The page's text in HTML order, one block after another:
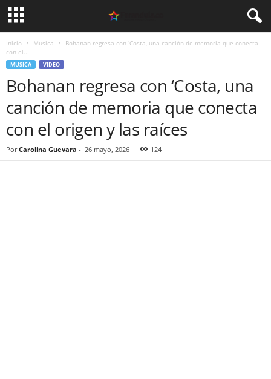
Inicio Musica
Bohanan regresa con ‘Costa, una canción de memoria que conecta
con el...
MUSICA VIDEO
Bohanan regresa con ‘Costa, una
canción de memoria que conecta
con el origen y las raíces
Por Carolina Guevara - 26 mayo, 2026 124